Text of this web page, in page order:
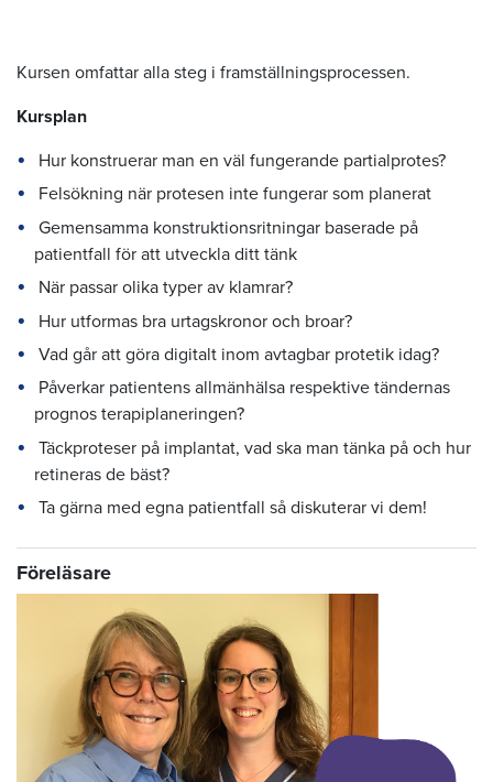
Kursen omfattar alla steg i framställningsprocessen.
Kursplan
Hur konstruerar man en väl fungerande partialprotes?
Felsökning när protesen inte fungerar som planerat
Gemensamma konstruktionsritningar baserade på
patientfall för att utveckla ditt tänk
När passar olika typer av klamrar?
Hur utformas bra urtagskronor och broar?
Vad går att göra digitalt inom avtagbar protetik idag?
Påverkar patientens allmänhälsa respektive tändernas
prognos terapiplaneringen?
Täckproteser på implantat, vad ska man tänka på och hur
retineras de bäst?
Ta gärna med egna patientfall så diskuterar vi dem!
Föreläsare